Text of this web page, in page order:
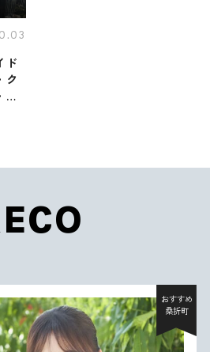
ド
ク
グ
おすすめ
桑折町